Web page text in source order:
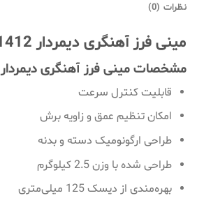
نظرات (0)
مینی فرز آهنگری دیمردار HP1412
مشخصات مینی فرز آهنگری دیمردار HP1412 :
قابلیت کنترل سرعت
امکان تنظیم عمق و زاویه برش
طراحی ارگونومیک دسته و بدنه
طراحی شد‌ه با وزن 2.5 کیلوگرم
بهره‌مندی از دیسک 125 میلی‌متری